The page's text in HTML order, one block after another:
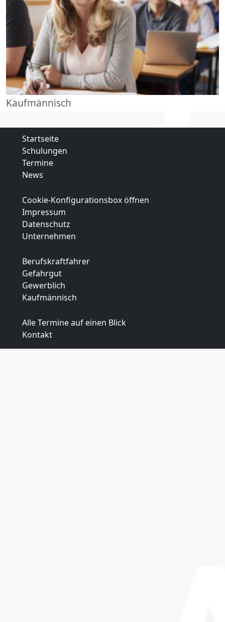
Kaufmännisch
Startseite
Schulungen
Termine
News
Cookie-Konfigurationsbox öffnen
Impressum
Datenschutz
Unternehmen
Berufskraftfahrer
Gefahrgut
Gewerblich
Kaufmännisch
Alle Termine auf einen Blick
Kontakt